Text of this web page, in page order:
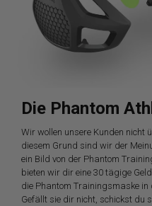
Die Phantom
Wir wollen unsere Kunden nicht
diesem Grund sind wir der
ein Bild von der Phantom
bieten wir dir eine 30 tägige
die Phantom Trainingsmaske in
Gefällt sie dir nicht, schickst du